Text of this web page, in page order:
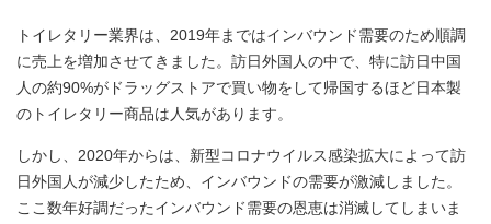
トイレタリー業界は、2019年まではインバウンド需要のため順調
に売上を増加させてきました。訪日外国人の中で、特に訪日中国
人の約90%がドラッグストアで買い物をして帰国するほど日本製
のトイレタリー商品は人気があります。
しかし、2020年からは、新型コロナウイルス感染拡大によって訪
日外国人が減少したため、インバウンドの需要が激減しました。
ここ数年好調だったインバウンド需要の恩恵は消滅してしまいま